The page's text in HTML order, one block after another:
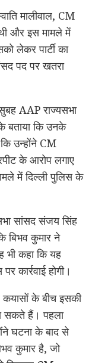
मालीवाल, CM
और इस मामले में
लेकर पार्टी का
पद पर खतरा
AAP राज्यसभा
बताया कि उनके
उन्होंने CM
के आरोप लगाए
में दिल्ली पुलिस के
सांसद संजय सिंह
बिभव कुमार ने
भी कहा कि यह
कार्रवाई होगी।
कयासों के बीच इसकी
सकते हैं। पहला
घटना के बाद से
कुमार है, जो